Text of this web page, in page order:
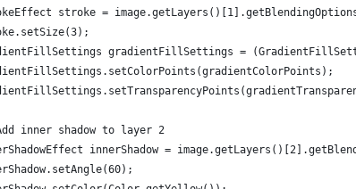
stroke =
gradientFillSettings =
inner shadow to layer 2
innerShadow =